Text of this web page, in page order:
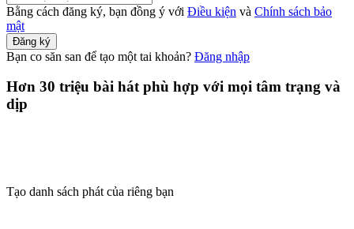
Bằng cách đăng ký, bạn đồng ý với Điều kiện và Chính sách bảo
mật
Đăng ký
Bạn co săn san để tạo một tai khoản? Đăng nhập
Hơn 30 triệu bài hát phù hợp với mọi tâm trạng và
dịp
Tạo danh sách phát của riêng bạn